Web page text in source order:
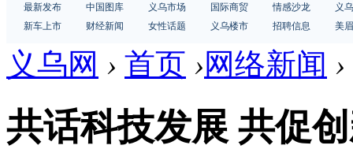
最新发布 中国图库 义乌市场 国际商贸 情感沙龙
义
新车上市
财经新闻 女性话题 义乌楼市 招聘信息 美
义乌网 › 首页 ›网络新闻 ›
共话科技发展 共促